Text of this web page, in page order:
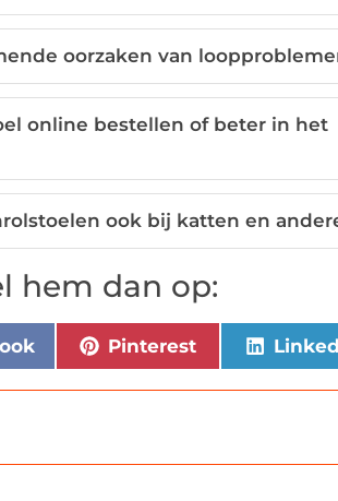
oorzaken van
online bestellen of beter in het
ook bij katten en
hem dan op:
Pinterest